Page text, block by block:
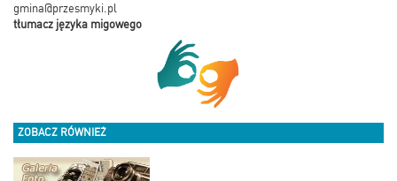
gmina@przesmyki.pl
tłumacz języka migowego
ZOBACZ RÓWNIEŻ